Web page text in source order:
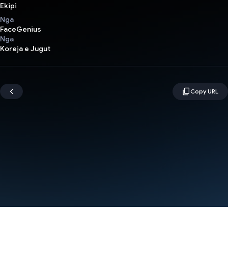
Ekipi
Nga
FaceGenius
Nga
Koreja e Jugut